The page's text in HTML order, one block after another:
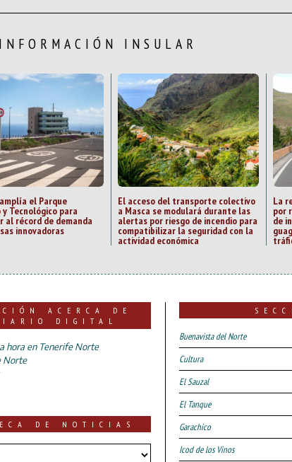
INSULAR
el Parque
Tecnológico para
al récord de demanda
innovadoras
El acceso del transporte colectivo
a Masca se modulará durante las
alertas por riesgo de incendio para
compatibilizar la seguridad con la
actividad económica
La
por
de
ACERCA DE
DIGITAL
hora en Tenerife Norte
Norte
DE NOTICIAS
Buenavista del Norte
Cultura
El Sauzal
El Tanque
Garachico
Icod de los Vinos